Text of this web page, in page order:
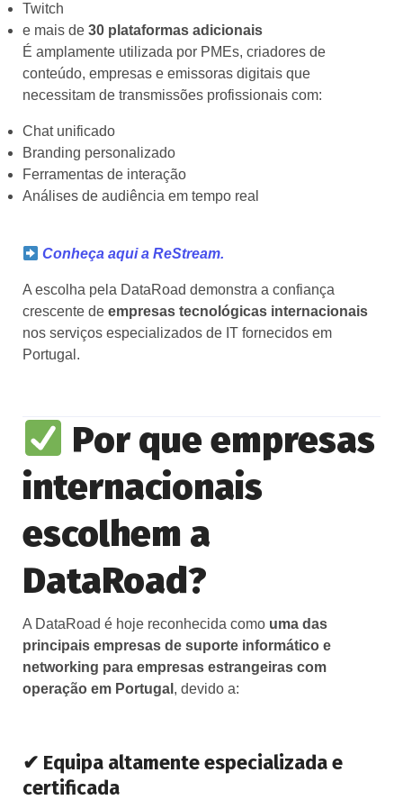
Twitch
e mais de 30 plataformas adicionais
É amplamente utilizada por PMEs, criadores de
conteúdo, empresas e emissoras digitais que
necessitam de transmissões profissionais com:
Chat unificado
Branding personalizado
Ferramentas de interação
Análises de audiência em tempo real
Conheça aqui a ReStream.
A escolha pela DataRoad demonstra a confiança
crescente de empresas tecnológicas internacionais
nos serviços especializados de IT fornecidos em
Portugal.
Por que empresas
internacionais
escolhem a
DataRoad?
A DataRoad é hoje reconhecida como uma das
principais empresas de suporte informático e
networking para empresas estrangeiras com
operação em Portugal , devido a:
✔ Equipa altamente especializada e
certificada